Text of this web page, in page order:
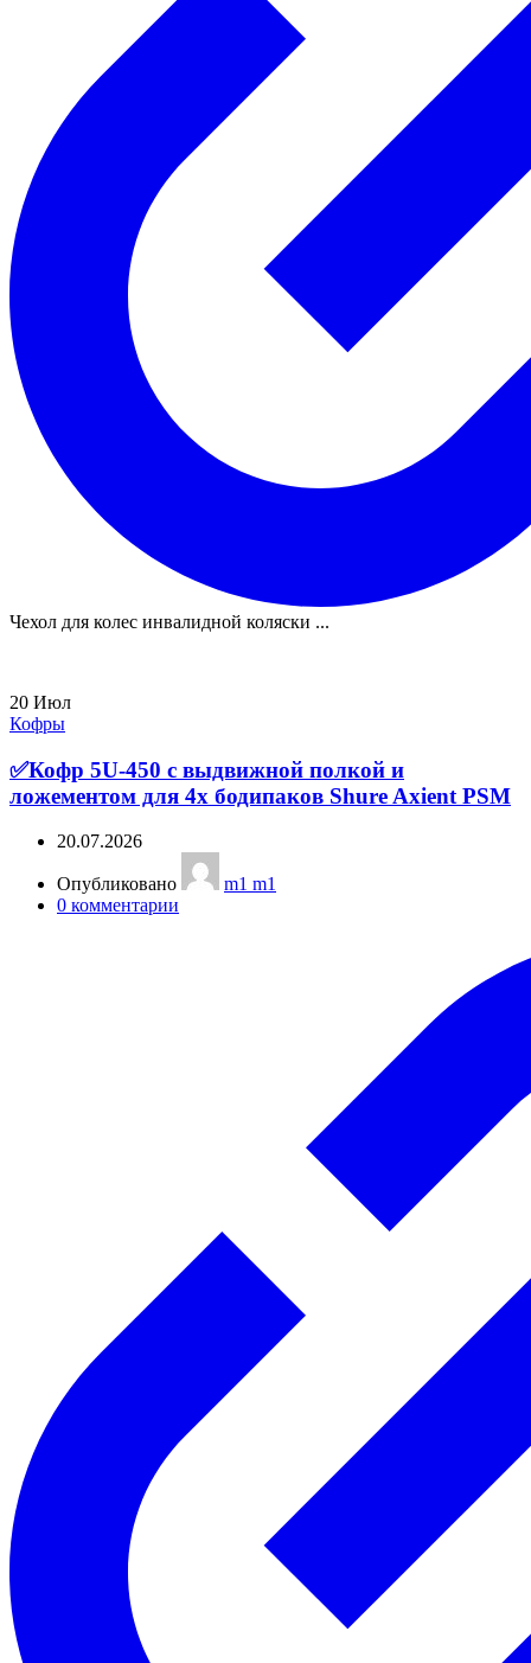
Чехол для колес инвалидной коляски ...
20 Июл
Кофры
✅Кофр 5U-450 с выдвижной полкой и
ложементом для 4х бодипаков Shure Axient PSM
20.07.2026
Опубликовано
m1 m1
0 комментарии